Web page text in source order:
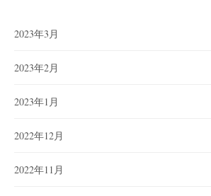
2023年3月
2023年2月
2023年1月
2022年12月
2022年11月